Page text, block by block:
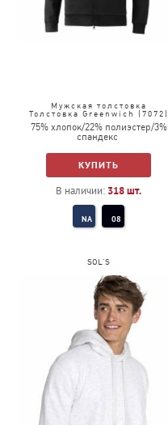
Мужская толстовка
Толстовка Greenwich (7072)
75% хлопок/22% полиэстер/3%
спандекс
КУПИТЬ
В наличии: 318шт.
NA 08
SOL'S